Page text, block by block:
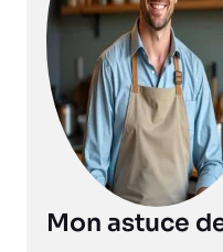
Mon astuce